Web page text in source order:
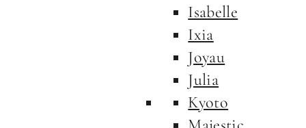
Isabelle
Ixia
Joyau
Julia
Kyoto